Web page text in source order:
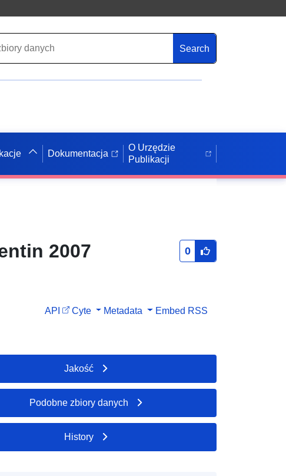
Search
Dokumentacja
O Urzędzie
Publikacji
2007
0
API Cyte Metadata Embed RSS
Jakość
Podobne zbiory danych
History